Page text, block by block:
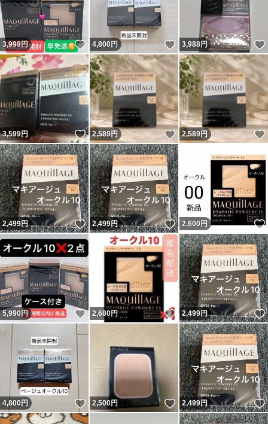
3,999円 いいね！
4,800円 いいね！
3,988円
3,599円 いいね！
2,589円 いいね！
2,589円
2,499円 いいね！
2,499円 いいね！
2,600 円
5,990円 いいね！
2,680円 いいね！
2,499円
4,800円 いいね！
2,500円 いいね！
2,499円